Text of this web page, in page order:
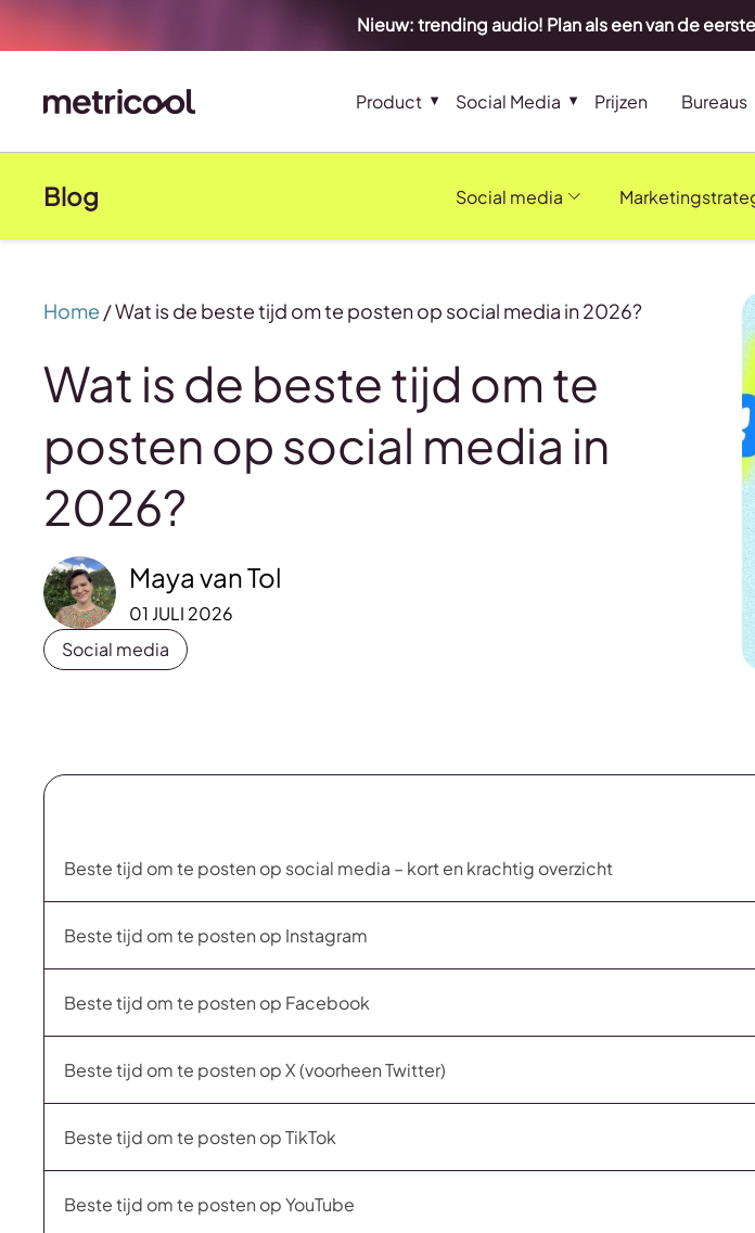
Nieuw: trending audio! Plan als een van de
Product Social Media Prijzen Bureaus
Blog Social media
Home /Wat is de beste tijd om te posten op social media in 2026?
Wat is de beste tijd om te
posten op social media in
2026?
Maya van Tol
01 JULI 2026
Social media
Beste tijd om te posten op social media – kort en krachtig overzicht
Beste tijd om te posten op Instagram
Beste tijd om te posten op Facebook
Beste tijd om te posten op X (voorheen Twitter)
Beste tijd om te posten op TikTok
Beste tijd om te posten op YouTube